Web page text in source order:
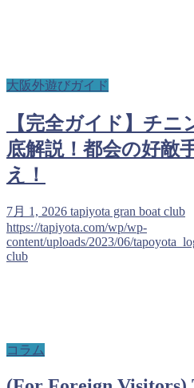
大阪外遊びガイド
【完全ガイド】チ
底解説！都会の好敵
え！
7月 1, 2026 tapiyota gran boat club
https://tapiyota.com/wp/wp-
content/uploads/2023/06/
club
コラム